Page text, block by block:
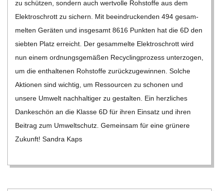
zu schüt­zen, son­dern auch wert­volle Roh­stoffe aus dem
Elek­tro­schrott zu sichern. Mit beein­dru­cken­den 494 gesam­
mel­ten Gerä­ten und ins­ge­samt 8616 Punk­ten hat die 6D den
sieb­ten Platz erreicht. Der gesam­melte Elek­tro­schrott wird
nun einem ord­nungs­ge­mä­ßen Recy­cling­pro­zess unter­zo­gen,
um die ent­hal­te­nen Roh­stoffe zurück­zu­ge­win­nen. Sol­che
Aktio­nen sind wich­tig, um Res­sour­cen zu scho­nen und
unsere Umwelt nach­hal­ti­ger zu gestal­ten. Ein herz­li­ches
Dan­ke­schön an die Klasse 6D für ihren Ein­satz und ihren
Bei­trag zum Umwelt­schutz. Gemein­sam für eine grü­nere
Zukunft! San­dra Kaps